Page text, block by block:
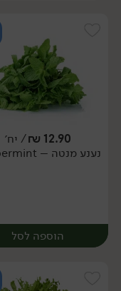
יח׳
12.90
₪/ יח׳
נענע מנטה – Peppermint
הוספה לסל